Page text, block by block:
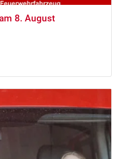
8. August